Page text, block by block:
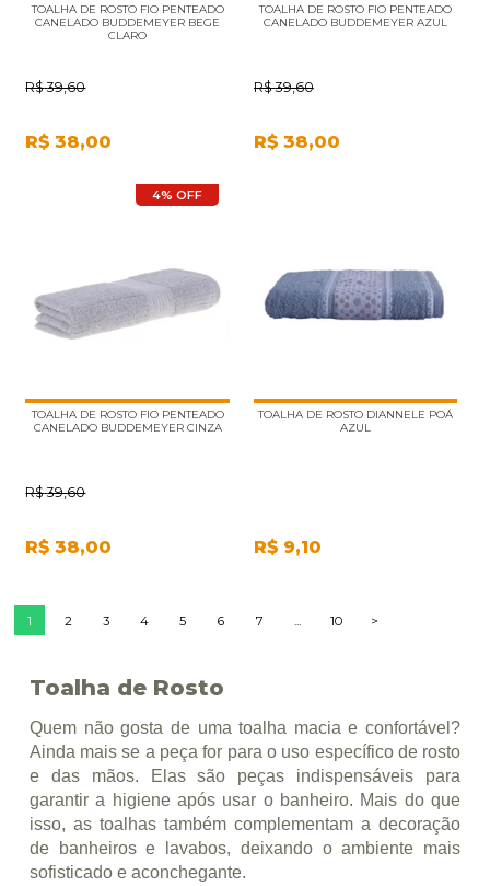
TOALHA DE ROSTO FIO PENTEADO
CANELADO BUDDEMEYER BEGE
CLARO
R$ 39,60
R$ 38,00
TOALHA DE ROSTO FIO PENTEADO
CANELADO BUDDEMEYER AZUL
R$ 39,60
R$ 38,00
4% OFF
TOALHA DE ROSTO FIO PENTEADO
CANELADO BUDDEMEYER CINZA
R$ 39,60
R$ 38,00
TOALHA DE ROSTO DIANNELE POÁ
AZUL
R$ 9,10
1 2 3 4 5 6 7 ... 10 >
Toalha de Rosto
Quem não gosta de uma toalha macia e confortável?
Ainda mais se a peça for para o uso específico de rosto
e das mãos. Elas são peças indispensáveis para
garantir a higiene após usar o banheiro. Mais do que
isso, as toalhas também complementam a decoração
de banheiros e lavabos, deixando o ambiente mais
sofisticado e aconchegante.